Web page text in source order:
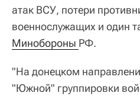
атак ВСУ, потери
военнослужащих и один
Минобороны РФ.
"На донецком
"Южной" группировки